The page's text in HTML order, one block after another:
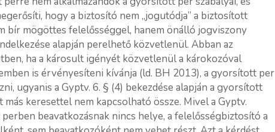
hogy a biztosító nem „jogutódja” a biztosított
bír mögöttes felelősséggel, hanem önálló jogviszony
alapján perelhető közvetlenül. Abban az
ha a károsult igényét közvetlenül a károkozóval
is érvényesíteni kívánja (ld. BH 2013), a gyorsított per
ugyanis a Gyptv. 6. § (4) bekezdése alapján a gyorsított
keresettel nem kapcsolható össze. Mivel a Gyptv.
beavatkozásnak nincs helye, a felelősségbiztosító a